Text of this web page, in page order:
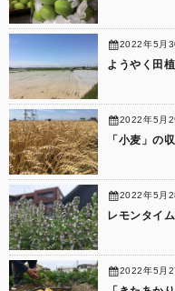
2022年5月
ようやく田
2022年5月
「小麦」の
2022年5月
レモンタイ
2022年5月